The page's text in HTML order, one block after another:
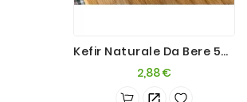
Kefir Naturale Da Bere 500ml
2,88 €Prezzo